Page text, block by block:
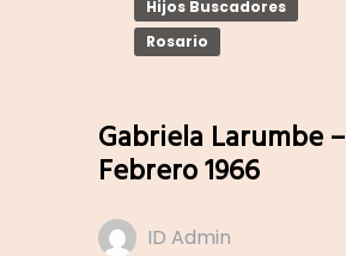
Hijos Buscadores
Rosario
Gabriela Larumbe –
Febrero 1966
ID Admin